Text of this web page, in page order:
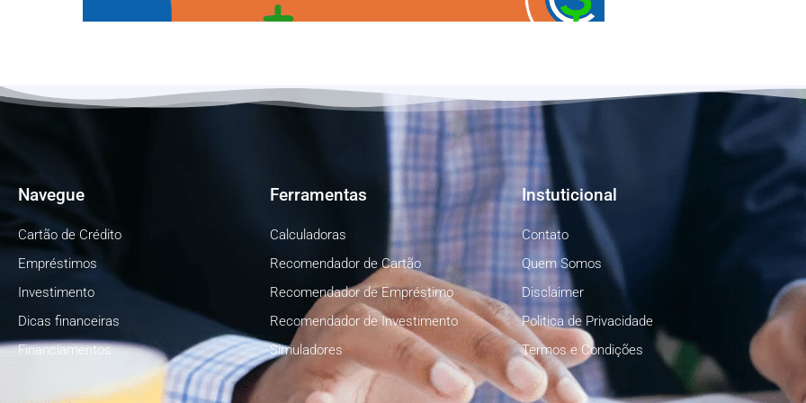
Navegue
Cartão de Crédito
Empréstimos
Investimento
Dicas financeiras
Financiamentos
Ferramentas
Calculadoras
Recomendador de Cartão
Recomendador de Empréstimo
Recomendador de Investimento
Simuladores
Instuticional
Contato
Quem Somos
Disclaimer
Politica de Privacidade
Termos e Condições